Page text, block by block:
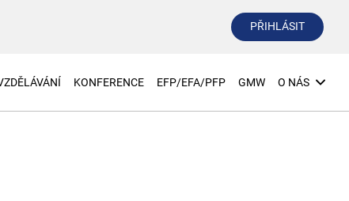
PŘIHLÁSIT
KONFERENCE EFP/EFA/PFP GMW O NÁS